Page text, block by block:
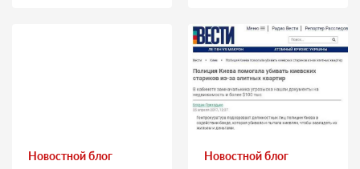
Новостной блог Новостной блог